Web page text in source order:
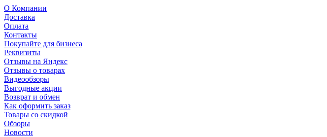
О Компании
Доставка
Оплата
Контакты
Покупайте для бизнеса
Реквизиты
Отзывы на Яндекс
Отзывы о товарах
Видеообзоры
Выгодные акции
Возврат и обмен
Как оформить заказ
Товары со скидкой
Обзоры
Новости